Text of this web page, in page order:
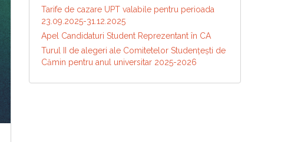
Tarife de cazare UPT valabile pentru perioada
23.09.2025-31.12.2025
Apel Candidaturi Student Reprezentant în CA
Turul II de alegeri ale Comitetelor Studențești de
Cămin pentru anul universitar 2025-2026